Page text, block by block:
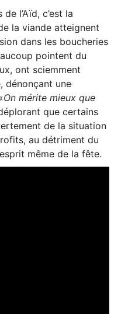
l’Aïd, c’est la
la viande atteignent
dans les boucheries
pointent du
ont sciemment
dénonçant une
On mérite mieux que
que certains
de la situation
au détriment du
même de la fête.